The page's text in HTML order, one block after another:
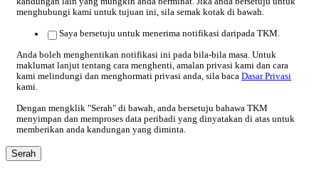
menghubungi kami untuk tujuan ini, sila semak kotak di bawah.
Saya bersetuju untuk menerima notifikasi daripada TKM.
Anda boleh menghentikan notifikasi ini pada bila-bila masa. Untuk
maklumat lanjut tentang cara menghenti, amalan privasi kami dan cara
kami melindungi dan menghormati privasi anda, sila baca Dasar Privasi
kami.
Dengan mengklik "Serah" di bawah, anda bersetuju bahawa TKM
menyimpan dan memproses data peribadi yang dinyatakan di atas untuk
memberikan anda kandungan yang diminta.